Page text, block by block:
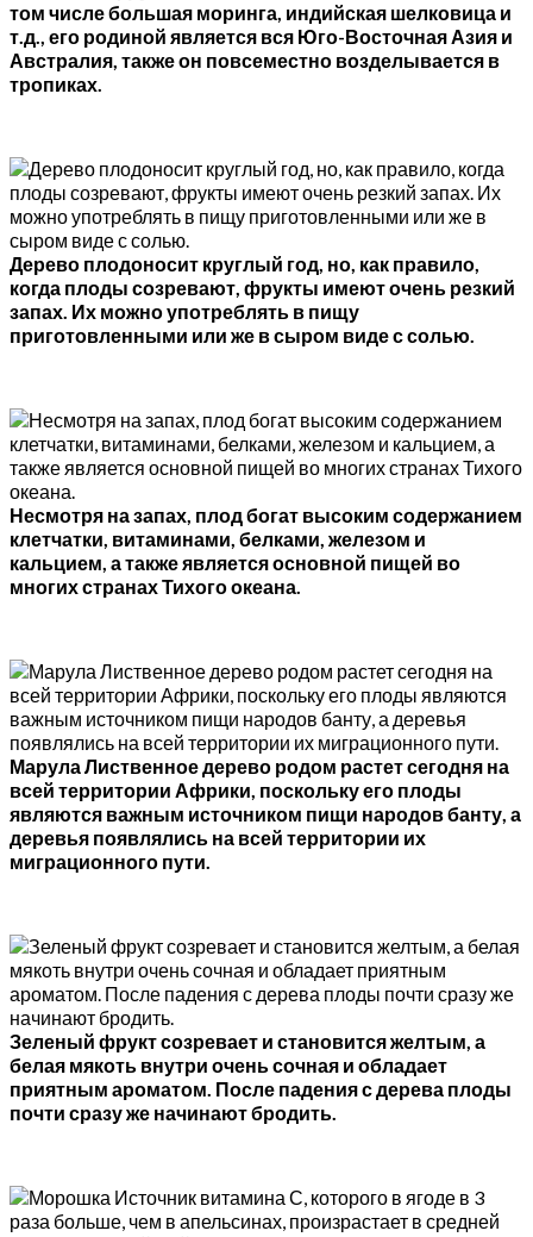
том числе большая моринга, индийская шелковица и
т.д., его родиной является вся Юго-Восточная Азия и
Австралия, также он повсеместно возделывается в
тропиках.
Дерево плодоносит круглый год, но, как правило,
когда плоды созревают, фрукты имеют очень резкий
запах. Их можно употреблять в пищу
приготовленными или же в сыром виде с солью.
Несмотря на запах, плод богат высоким содержанием
клетчатки, витаминами, белками, железом и
кальцием, а также является основной пищей во
многих странах Тихого океана.
Марула Лиственное дерево родом растет сегодня на
всей территории Африки, поскольку его плоды
являются важным источником пищи народов банту, а
деревья появлялись на всей территории их
миграционного пути.
Зеленый фрукт созревает и становится желтым, а
белая мякоть внутри очень сочная и обладает
приятным ароматом. После падения с дерева плоды
почти сразу же начинают бродить.